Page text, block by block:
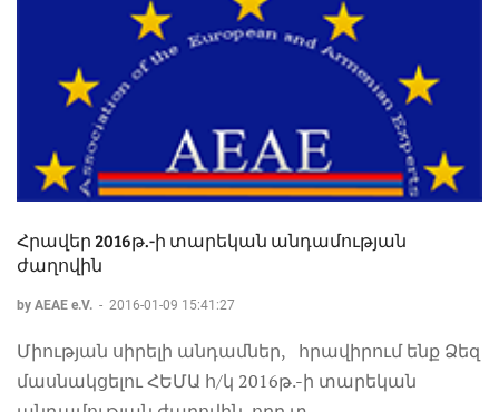
Հրավեր 2016թ.-ի տարեկան անդամության
ժաղովին
by AEAE e.V. - 2016-01-09 15:41:27
Միության սիրելի անդամներ, հրավիրում ենք Ձեզ
մասնակցելու ՀԵՄԱ հ/կ 2016թ.-ի տարեկան